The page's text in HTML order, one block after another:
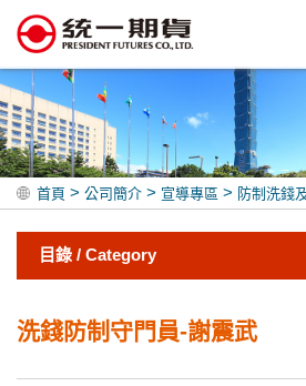
首頁 > 公司簡介 > 宣導專區 > 防制洗錢
目錄 / Category
洗錢防制守門員-謝震武